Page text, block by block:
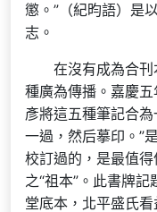
懲。”（紀昀語）是
志。
在沒有成為合
種廣為傳播。嘉慶
彥將這五種筆記合
一過，然后摹印。”
校訂過的，是最值
之“祖本”。此書牌
堂底本，北平盛氏